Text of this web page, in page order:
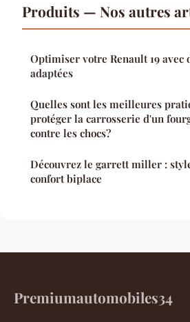
Produits — Nos autres
Optimiser votre Renault 19 avec
adaptées
Quelles sont les meilleures
protéger la carrosserie d'un
contre les chocs?
Découvrez le garrett miller :
confort biplace
Premiumautomobiles34